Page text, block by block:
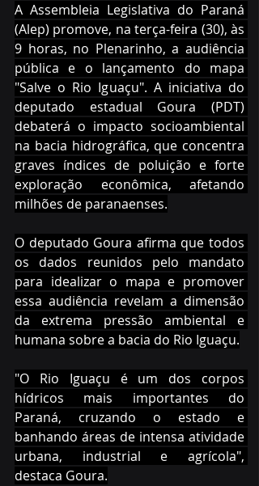
A Assembleia Legislativa do Paraná
(Alep) promove, na terça-feira (30), às
9 horas, no Plenarinho, a audiência
pública e o lançamento do mapa
"Salve o Rio Iguaçu". A iniciativa do
deputado estadual Goura (PDT)
debaterá o impacto socioambiental
na bacia hidrográfica, que concentra
graves índices de poluição e forte
exploração econômica, afetando
milhões de paranaenses.
O deputado Goura afirma que todos
os dados reunidos pelo mandato
para idealizar o mapa e promover
essa audiência revelam a dimensão
da extrema pressão ambiental e
humana sobre a bacia do Rio Iguaçu.
"O Rio Iguaçu é um dos corpos
hídricos mais importantes do
Paraná, cruzando o estado e
banhando áreas de intensa atividade
urbana, industrial e agrícola",
destaca Goura.